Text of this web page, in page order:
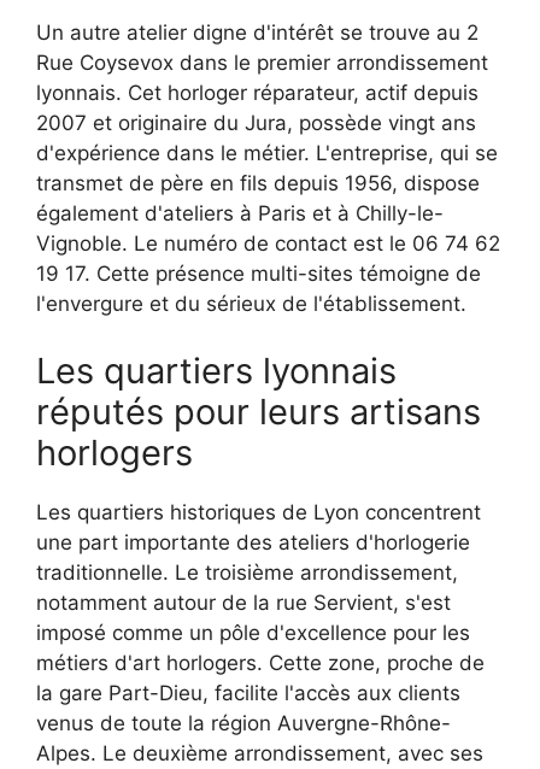
Un autre atelier digne d'intérêt se trouve au 2
Rue Coysevox dans le premier arrondissement
lyonnais. Cet horloger réparateur, actif depuis
2007 et originaire du Jura, possède vingt ans
d'expérience dans le métier. L'entreprise, qui se
transmet de père en fils depuis 1956, dispose
également d'ateliers à Paris et à Chilly-le-
Vignoble. Le numéro de contact est le 06 74 62
19 17. Cette présence multi-sites témoigne de
l'envergure et du sérieux de l'établissement.
Les quartiers lyonnais
réputés pour leurs artisans
horlogers
Les quartiers historiques de Lyon concentrent
une part importante des ateliers d'horlogerie
traditionnelle. Le troisième arrondissement,
notamment autour de la rue Servient, s'est
imposé comme un pôle d'excellence pour les
métiers d'art horlogers. Cette zone, proche de
la gare Part-Dieu, facilite l'accès aux clients
venus de toute la région Auvergne-Rhône-
Alpes. Le deuxième arrondissement, avec ses